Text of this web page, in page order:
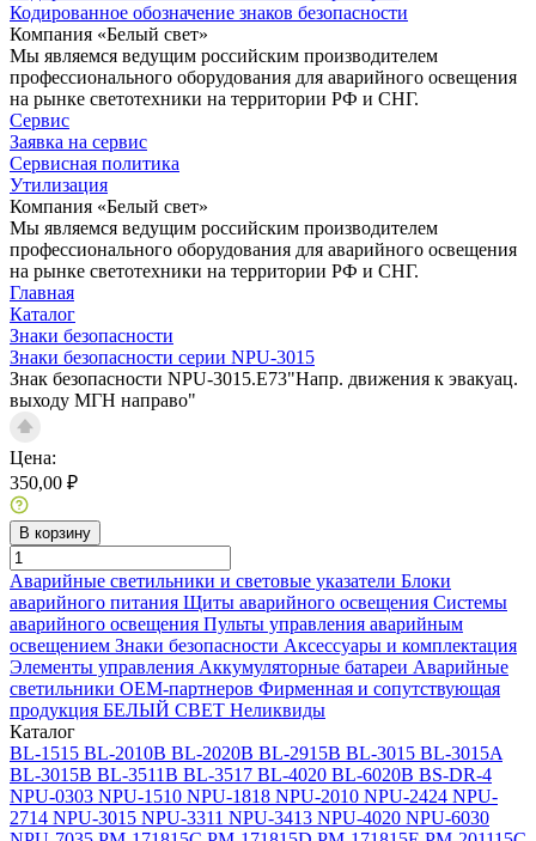
Кодированное обозначение знаков безопасности
Компания «Белый свет»
Мы являемся ведущим российским производителем
профессионального оборудования для аварийного освещения
на рынке светотехники на территории РФ и СНГ.
Сервис
Заявка на сервис
Сервисная политика
Утилизация
Компания «Белый свет»
Мы являемся ведущим российским производителем
профессионального оборудования для аварийного освещения
на рынке светотехники на территории РФ и СНГ.
Главная
Каталог
Знаки безопасности
Знаки безопасности серии NPU-3015
Знак безопасности NPU-3015.E73"Напр. движения к эвакуац.
выходу МГН направо"
Цена:
350,00 ₽
В корзину
Аварийные светильники и световые указатели Блоки
аварийного питания Щиты аварийного освещения Системы
аварийного освещения Пульты управления аварийным
освещением Знаки безопасности Аксессуары и комплектация
Элементы управления Аккумуляторные батареи Аварийные
светильники ОЕМ-партнеров Фирменная и сопутствующая
продукция БЕЛЫЙ СВЕТ Неликвиды
Каталог
BL-1515 BL-2010B BL-2020B BL-2915B BL-3015 BL-3015A
BL-3015B BL-3511B BL-3517 BL-4020 BL-6020B BS-DR-4
NPU-0303 NPU-1510 NPU-1818 NPU-2010 NPU-2424 NPU-
2714 NPU-3015 NPU-3311 NPU-3413 NPU-4020 NPU-6030